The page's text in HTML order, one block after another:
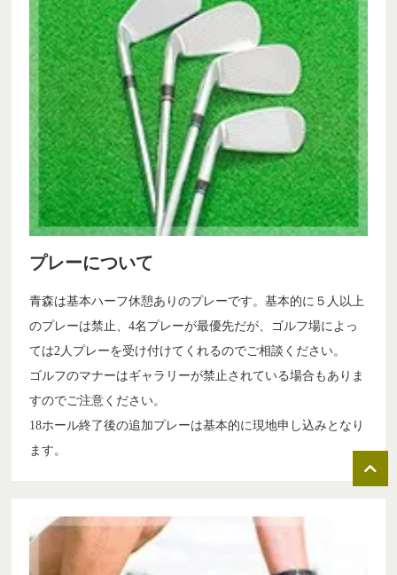
プレーについて
青森は基本ハーフ休憩ありのプレーです。基本的に５人以上
のプレーは禁止、4名プレーが最優先だが、ゴルフ場によっ
ては2人プレーを受け付けてくれるのでご相談ください。
ゴルフのマナーはギャラリーが禁止されている場合もありま
すのでご注意ください。
18ホール終了後の追加プレーは基本的に現地申し込みとなり
ます。